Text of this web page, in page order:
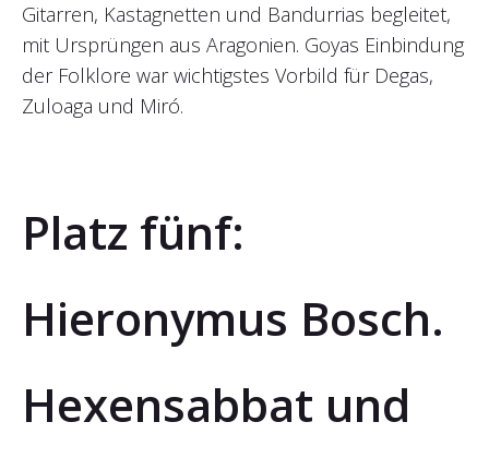
Gitarren, Kastagnetten und Bandurrias begleitet,
mit Ursprüngen aus Aragonien. Goyas Einbindung
der Folklore war wichtigstes Vorbild für Degas,
Zuloaga und Miró.
Platz fünf:
Hieronymus Bosch.
Hexensabbat und